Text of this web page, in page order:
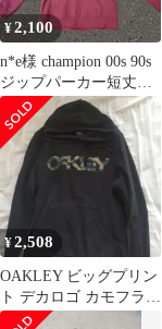
¥2,100
n*e様 champion 00s 90s
ジップパーカー短丈
y2k シティー
¥2,508
OAKLEY ビッグプリン
ト デカロゴ カモフラ
迷彩 パーカー フーディ